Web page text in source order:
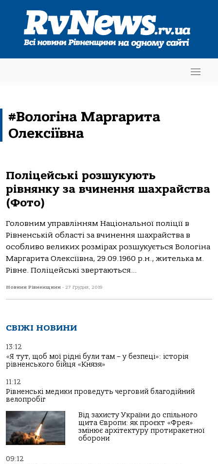
#Вологіна Маргарита
Олексіївна
Поліцейські розшукують
рівнянку за вчинення шахрайства
(Фото)
Головним управлінням Національної поліції в
Рівненській області за вчинення шахрайства в
особливо великих розмірах розшукується Вологіна
Маргарита Олексіївна, 29.09.1960 р.н., жителька м.
Рівне. Поліцейські звертаються...
Новини Рівненщини - 27 Грудня, 2019
СВІЖІ НОВИНИ
13:12
«Я тут, щоб мої рідні були там – у безпеці»: історія
рівненського бійця «Князя»
11:12
Рівненські медики проведуть черговий благодійний
велопробіг
Від захисту України до спільного
щита Європи: як проєкт «Фрея»
змінює архітектуру протиракетної
оборони
09:12